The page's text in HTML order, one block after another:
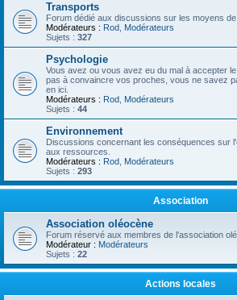
Transports
Forum dédié aux discussions sur les moyens de
Modérateurs : Rod Modérateurs
Sujets : 327
Psychologie
Vous avez ou vous avez eu du mal à accepter
pas à convaincre vos proches, vous ne savez
en ici.
Modérateurs : Rod Modérateurs
Sujets : 44
Environnement
Discussions concernant les conséquences sur
aux ressources.
Modérateurs : Rod Modérateurs
Sujets : 293
Association
Association oléocène
Forum réservé aux membres de l'association
Modérateur : Modérateurs
Sujets : 22
Actions locales